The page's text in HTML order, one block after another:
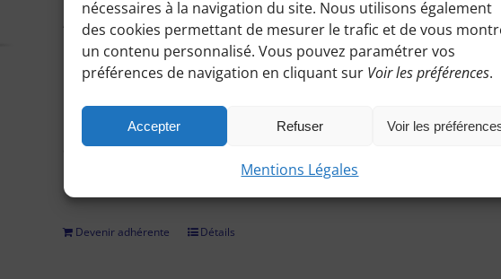
nécessaires à la navigation du site. Nous utilisons également
des cookies permettant de mesurer le trafic et de vous
un contenu personnalisé. Vous pouvez paramétrer vos
préférences de navigation en cliquant sur Voir les préférences.
Accepter Refuser Voir les
Mentions Légales
Accédez à toutes les informations pratiques de nos excursions du
horaires, conseils etc.), et participez à nos activités telles que des
Pour adhérer et faire vivre notre association, nous vous demandons
régler par chèque, virement bancaire (démarche à finaliser hors site,
adhésion confirmée, il vous suffira de vous identifier et de consulter le
privées réservées aux Bénines d'Apie. Vous pouvez aussi nous
Devenir adhérente Détails